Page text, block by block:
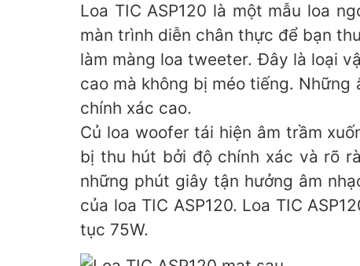
Loa TIC ASP120 là một mẫu loa
màn trình diễn chân thực để bạn
làm màng loa tweeter. Đây là loại
cao mà không bị méo tiếng.
chính xác cao.
Củ loa woofer tái hiện âm trầm
bị thu hút bởi độ chính xác và rõ
những phút giây tận hưởng âm
của loa TIC ASP120. Loa TIC
tục 75W.